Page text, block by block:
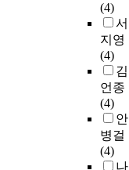
(4)
서
지영
(4)
김
언종
(4)
안
병걸
(4)
나